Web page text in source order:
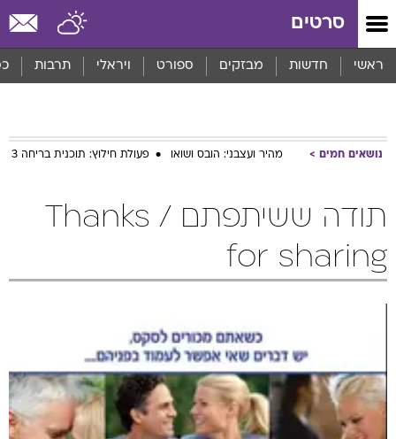
סרטים
ראשי חדשות מבזקים ספורט ויראלי תרבות
נושאים חמים מהיר ועצבני: הובס ושואו פעולת חילוץ: תוכנית בריחה 3
תודה ששיתפתם / Thanks
for sharing